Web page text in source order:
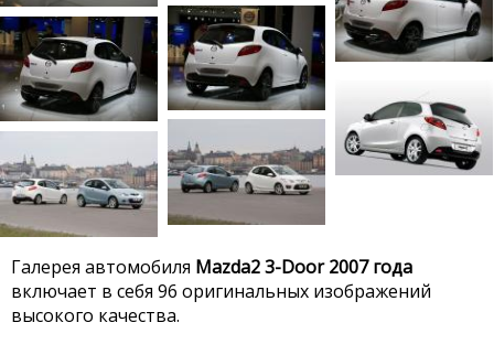
Галерея автомобиля Mazda2 3-Door 2007 года
включает в себя 96 оригинальных изображений
высокого качества.